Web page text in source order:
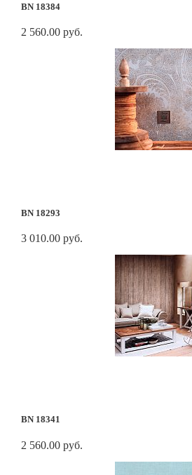
BN 18384
2 560.00 руб.
BN 18293
3 010.00 руб.
BN 18341
2 560.00 руб.